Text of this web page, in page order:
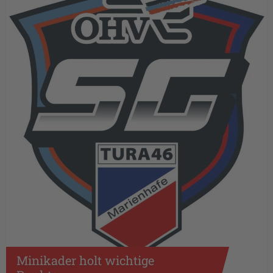
Minikader holt wichtige